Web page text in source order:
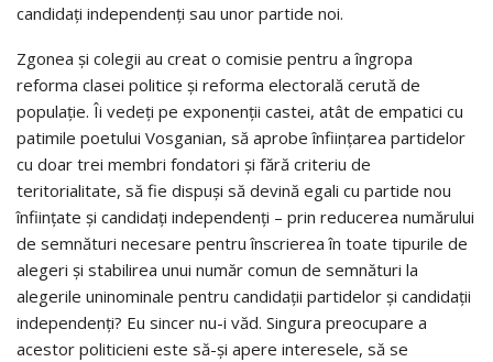
candidaţi independenţi sau unor partide noi.
Zgonea şi colegii au creat o comisie pentru a îngropa
reforma clasei politice şi reforma electorală cerută de
populaţie. Îi vedeţi pe exponenţii castei, atât de empatici cu
patimile poetului Vosganian, să aprobe înfiinţarea partidelor
cu doar trei membri fondatori şi fără criteriu de
teritorialitate, să fie dispuşi să devină egali cu partide nou
înfiinţate şi candidaţi independenţi – prin reducerea numărului
de semnături necesare pentru înscrierea în toate tipurile de
alegeri şi stabilirea unui număr comun de semnături la
alegerile uninominale pentru candidaţii partidelor şi candidaţii
independenţi? Eu sincer nu-i văd. Singura preocupare a
acestor politicieni este să-şi apere interesele, să se